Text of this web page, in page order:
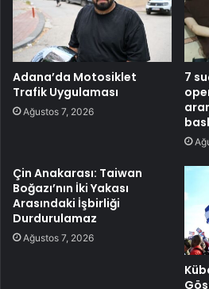
Adana’da Motosiklet
Trafik Uygulaması
Ağustos 7, 2026
7
Çin Anakarası: Taiwan
Boğazı’nın İki Yakası
Arasındaki İşbirliği
Durdurulamaz
Ağustos 7, 2026